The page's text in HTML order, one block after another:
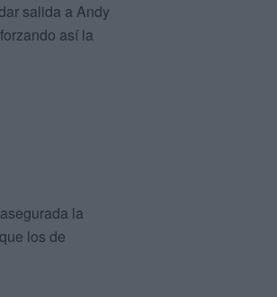
salida a Andy
así la
la
los de